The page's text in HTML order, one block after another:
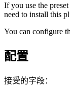
If you use the preset
need to install this
You can configure
配置
接受的字段：